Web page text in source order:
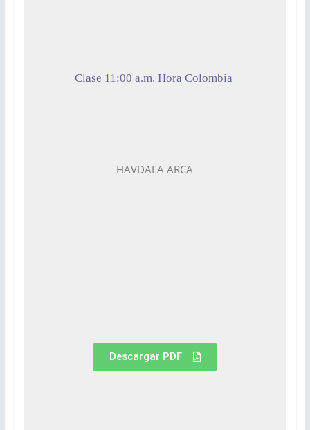
Clase 11:00 a.m. Hora Colombia
HAVDALA ARCA
Descargar PDF